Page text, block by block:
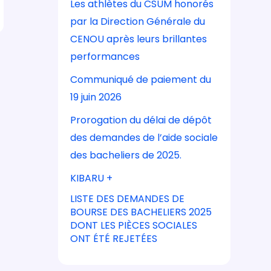
Les athlètes du CSUM honorés
par la Direction Générale du
CENOU après leurs brillantes
performances
Communiqué de paiement du
19 juin 2026
Prorogation du délai de dépôt
des demandes de l’aide sociale
des bacheliers de 2025.
KIBARU +
LISTE DES DEMANDES DE
BOURSE DES BACHELIERS 2025
DONT LES PIÈCES SOCIALES
ONT ÉTÉ REJETÉES